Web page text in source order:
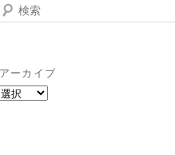
検
ーカイブ